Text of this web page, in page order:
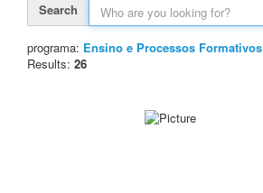
Search
programa: Ensino e Processos Formativos
Results: 26